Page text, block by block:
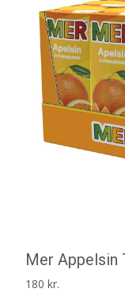
Mer
180 kr.